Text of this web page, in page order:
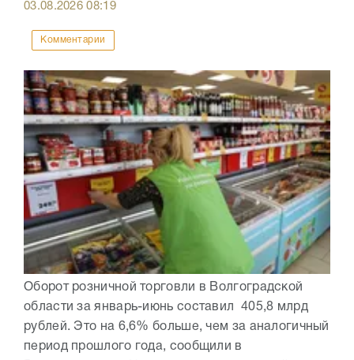
03.08.202608:19
Комментарии
Оборот розничной торговли в Волгоградской
области за январь-июнь составил 405,8 млрд
рублей. Это на 6,6% больше, чем за аналогичный
период прошлого года, сообщили в